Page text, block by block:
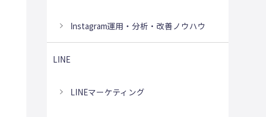
Instagram運用・分析・改善ノウハウ
LINE
LINEマーケティング